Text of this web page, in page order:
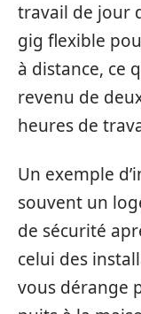
travail de jour
gig flexible
à distance, ce
revenu de
heures de
Un exemple
souvent un
de sécurité
celui des
vous dérange